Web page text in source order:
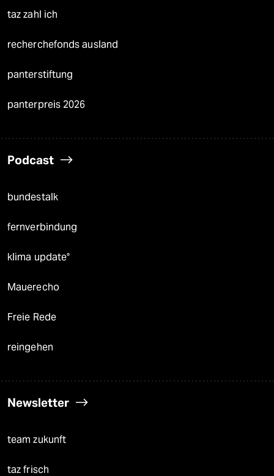
taz zahl ich
recherchefonds ausland
panterstiftung
panterpreis 2026
Podcast
bundestalk
fernverbindung
klima update°
Mauerecho
Freie Rede
reingehen
Newsletter
team zukunft
taz frisch